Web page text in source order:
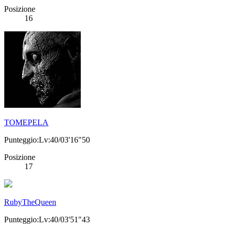
Posizione
16
TOMEPELA
Punteggio:Lv:40/03'16"50
Posizione
17
RubyTheQueen
Punteggio:Lv:40/03'51"43